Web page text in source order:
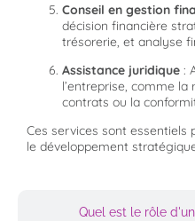
Quel est le rôle
Conseil en gestion
décision financière
trésorerie, et analyse
Assistance juridique :
l’entreprise, comme
contrats ou la
Ces services sont
le développement